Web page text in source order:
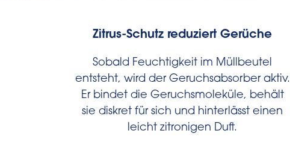
Zitrus-Schutz reduziert Gerüche
Sobald Feuchtigkeit im Müllbeutel
entsteht, wird der Geruchsabsorber aktiv.
Er bindet die Geruchsmoleküle, behält
sie diskret für sich und hinterlässt einen
leicht zitronigen Duft.